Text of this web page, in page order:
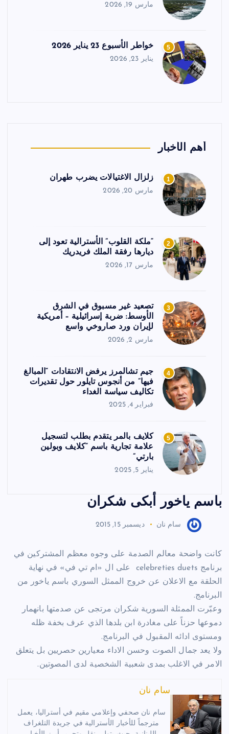
مارس 19, 2026
5 خواطر الأسبوع 23 يناير 2026
يناير 23, 2026
أهم الأخبار
1 زلزال الاغتيالات يضرب طهران
مارس 20, 2026
2
“ملكة القلوب” الأسترالية تعود إلى
ديارها رفقة الملك فريدريك
مارس 17, 2026
3
تصعيد غير مسبوق في الشرق
الأوسط: ضربة إسرائيلية – أمريكية
لإيران ورد صاروخي واسع
مارس 2, 2026
4
جيم تشالمرز يرفض الانتقادات “المبالغ
فيها” من أنجوس تايلور حول تقديرات
تكاليف سياسة الغداء
فبراير 4, 2025
5
كلايف بالمر يتقدم بطلب لتسجيل
علامة تجارية باسم “كلايف وبولين
بارتي”
يناير 5, 2025
باسم ياخور أبكى شكران
سام نان ديسمبر 15, 2015
كانت واضحة معالم الصدمة على وجوه معظم المشتركين في
برنامج celebreties duets على ال «ام تي في» في نهاية
الحلقة مع الاعلان عن خروج الممثل السوري باسم ياخور من
البرنامج.
وعبّرت الممثلة السورية شكران مرتجى عن صدمتها بانهمار
دموعها حزناً على مغادرة ابن بلدها الذي عرف بخفة ظله
ومستوى ادائه المقبول في البرنامج.
ولا يعد جمال الصوت وحسن الاداء معيارين حصريين بل يتعلق
الامر في الاغلب بمدى شعبية الشخصية لدى المصوتين.
سام نان
سام نان صحفي وإعلامي مقيم في أستراليا، يعمل
مترجماً للأخبار الأسترالية في جريدة التلغراف